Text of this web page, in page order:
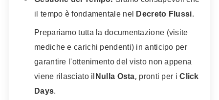
il tempo è fondamentale nelDecreto Flussi.
Prepariamo tutta la documentazione (visite
mediche e carichi pendenti) in anticipo per
garantire l'ottenimento del visto non appena
viene rilasciato ilNulla Osta, pronti per iClick
Days.